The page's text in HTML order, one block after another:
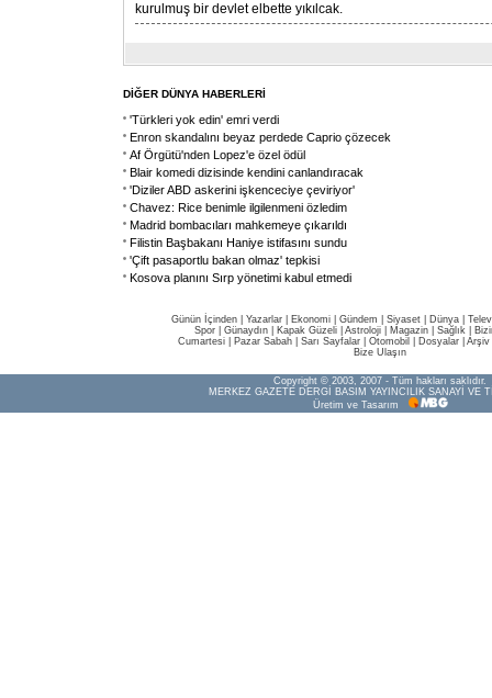
kurulmuş bir devlet elbette yıkılcak.
DİĞER DÜNYA HABERLERİ
'Türkleri yok edin' emri verdi
Enron skandalını beyaz perdede Caprio çözecek
Af Örgütü'nden Lopez'e özel ödül
Blair komedi dizisinde kendini canlandıracak
'Diziler ABD askerini işkenceciye çeviriyor'
Chavez: Rice benimle ilgilenmeni özledim
Madrid bombacıları mahkemeye çıkarıldı
Filistin Başbakanı Haniye istifasını sundu
'Çift pasaportlu bakan olmaz' tepkisi
Kosova planını Sırp yönetimi kabul etmedi
Günün İçinden Yazarlar Ekonomi Gündem Siyaset Dünya |
Spor
Günaydın Kapak Güzeli Astroloji Magazin Sağlık
Cumartesi
Pazar Sabah Sarı Sayfalar Otomobil Dosyalar Arşiv
Bize Ulaşın
Copyright © 2003, 2007 - Tüm hakları saklıdır.
MERKEZ GAZETE DERGİ BASIM YAYINCILIK SANAYİ VE
Üretim ve Tasarım